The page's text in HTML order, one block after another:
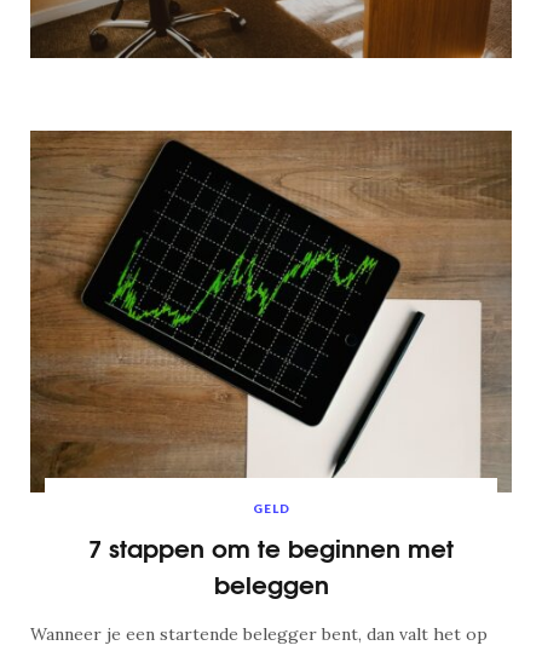
GELD
7 stappen om te beginnen met
beleggen
Wanneer je een startende belegger bent, dan valt het op